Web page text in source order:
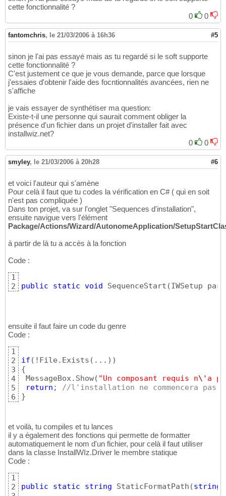
cette fonctionnalité ?
0
0
fantomchris, le 21/03/2006 à 16h36 #5
sinon je l'ai pas essayé mais as tu regardé si le soft supporte
cette fonctionnalité ?
C'est justement ce que je vous demande, parce que lorsque
j'essaies d'obtenir l'aide des focntionnalités avancées, rien ne
s'affiche
je vais essayer de synthétiser ma question:
Existe-t-il une personne qui saurait comment obliger la
présence d'un fichier dans un projet d'installer fait avec
installwiz.net?
0
0
smyley, le 21/03/2006 à 20h28 #6
et voici l'auteur qui s'amène
Pour celà il faut que tu codes la vérification en C# ( qui en soit
n'est pas compliquée )
Dans ton projet, va sur l'onglet "Sequences d'installation",
ensuite navigue vers l'élément
Package/Actions/Wizard/AutonomeApplication/
à partir de là tu a accès à la fonction
Code :
1
2
public static void SequenceStart (IWSetup
ensuite il faut faire un code du genre
Code :
1
2
3
4
5
6
if ( !File.Exists ( ... ) )
{
MessageBox.Show( "Un composant requis n\' a
return ;
//l'installation ne commencera pas
}
et voilà, tu compiles et tu lances
il y a également des fonctions qui permette de formatter
automatiquement le nom d'un fichier, pour celà il faut utiliser
dans la classe InstallWIz.Driver le membre statique
Code :
1
2
public static string StaticFormatPath (string